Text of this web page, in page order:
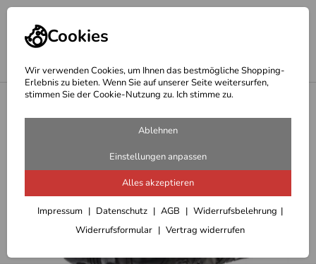
Cookies
Wir verwenden Cookies, um Ihnen das bestmögliche Shopping-
Erlebnis zu bieten. Wenn Sie auf unserer Seite weitersurfen,
stimmen Sie der Cookie-Nutzung zu. Ich stimme zu.
Ablehnen
Einstellungen anpassen
Alles akzeptieren
Impressum Datenschutz AGB
Widerrufsbelehrung
Widerrufsformular
Vertrag widerrufen
Handschuhe